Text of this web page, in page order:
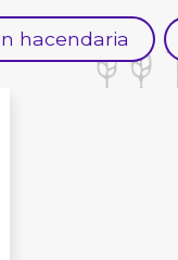
hacendaria